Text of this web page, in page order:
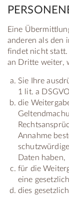
Eine
anderen als den
findet nicht
an Dritte weiter,
Sie Ihre
1 lit. a
die
Annahme
Daten haben,
für die
eine
dies